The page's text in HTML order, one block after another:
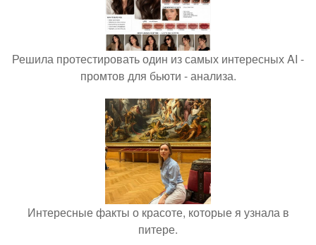
Решила протестировать один из самых интересных AI -
промтов для бьюти - анализа.
Интересные факты о красоте, которые я узнала в
питере.